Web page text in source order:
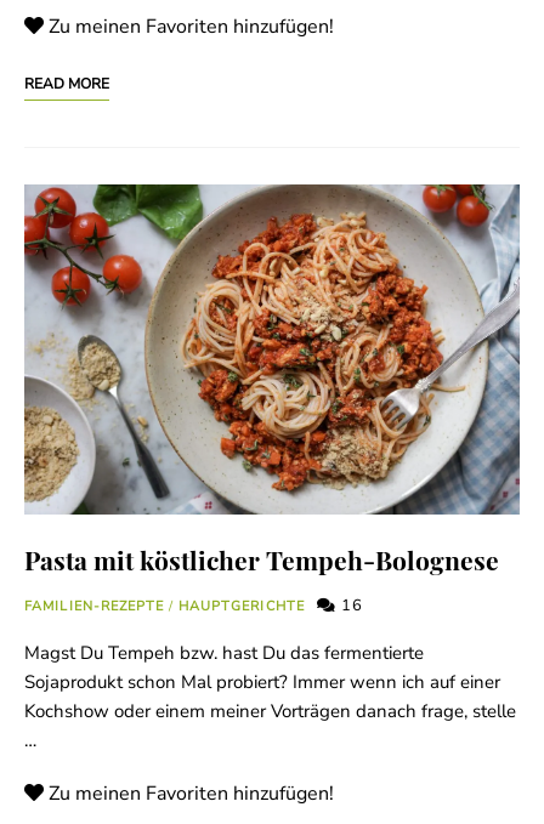
Zu meinen Favoriten hinzufügen!
READ MORE
Pasta mit köstlicher Tempeh-Bolognese
FAMILIEN-REZEPTE / HAUPTGERICHTE 16
Magst Du Tempeh bzw. hast Du das fermentierte
Sojaprodukt schon Mal probiert? Immer wenn ich auf einer
Kochshow oder einem meiner Vorträgen danach frage, stelle
…
Zu meinen Favoriten hinzufügen!